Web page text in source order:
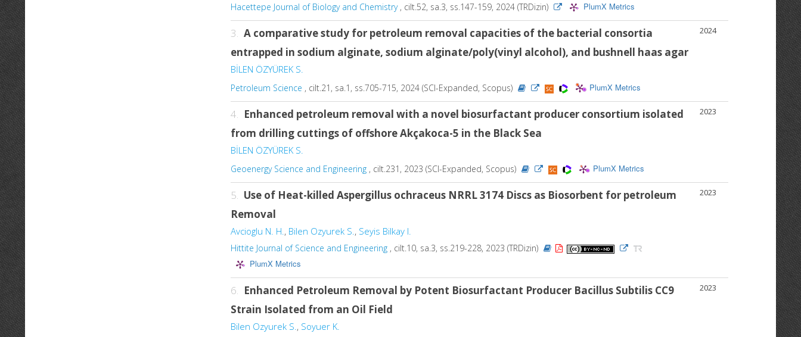
Hacettepe Journal of Biology and Chemistry, cilt.52, sa.3, ss.147-159, 2024 (TRDizin) PlumX Metrics
2024
3. A comparative study for petroleum removal capacities of the bacterial consortia
entrapped in sodium alginate, sodium alginate/poly(vinyl alcohol), and bushnell haas agar
BİLEN ÖZYÜREK S.
Petroleum Science , cilt.21, sa.1, ss.705-715, 2024 (SCI-Expanded, Scopus) PlumX Metrics
2023
4. Enhanced petroleum removal with a novel biosurfactant producer consortium isolated
from drilling cuttings of offshore Akçakoca-5 in the Black Sea
BİLEN ÖZYÜREK S.
Geoenergy Science and Engineering , cilt.231, 2023 (SCI-Expanded, Scopus) PlumX Metrics
2023
5. Use of Heat-killed Aspergillus ochraceus NRRL 3174 Discs as Biosorbent for petroleum
Removal
Avcioglu N. H., Bilen Ozyurek S., Seyis Bilkay I.
Hittite Journal of Science and Engineering , cilt.10, sa.3, ss.219-228, 2023 (TRDizin)
PlumX Metrics
2023
6. Enhanced Petroleum Removal by Potent Biosurfactant Producer Bacillus Subtilis CC9
Strain Isolated from an Oil Field
Bilen Ozyurek S., Soyuer K.